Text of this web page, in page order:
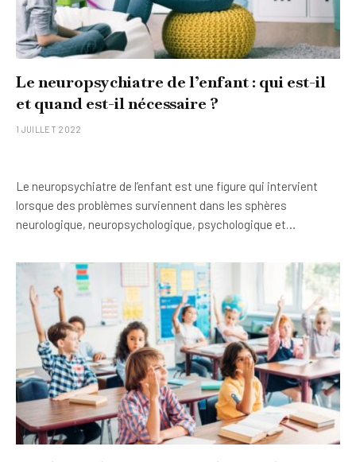
Le neuropsychiatre de l’enfant : qui est-il
et quand est-il nécessaire ?
1 JUILLET 2022
Le neuropsychiatre de l’enfant est une figure qui intervient
lorsque des problèmes surviennent dans les sphères
neurologique, neuropsychologique, psychologique et…